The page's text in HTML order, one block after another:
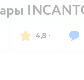
4,8 ·